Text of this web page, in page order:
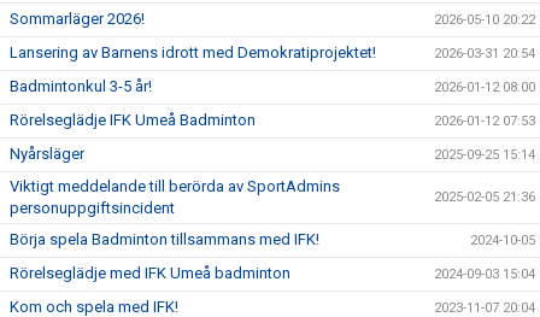
Sommarläger 2026! 2026-05-10 20:22
Lansering av Barnens idrott med Demokratiprojektet! 2026-03-31 20:54
Badmintonkul 3-5 år! 2026-01-12 08:00
Rörelseglädje IFK Umeå Badminton 2026-01-12 07:53
Nyårsläger 2025-09-25 15:14
Viktigt meddelande till berörda av SportAdmins
personuppgiftsincident
2025-02-05 21:36
Börja spela Badminton tillsammans med IFK! 2024-10-05
Rörelseglädje med IFK Umeå badminton 2024-09-03 15:04
Kom och spela med IFK! 2023-11-07 20:04